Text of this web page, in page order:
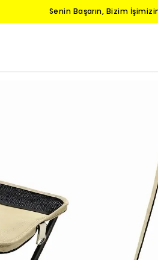
Senin Başarın, Bizim